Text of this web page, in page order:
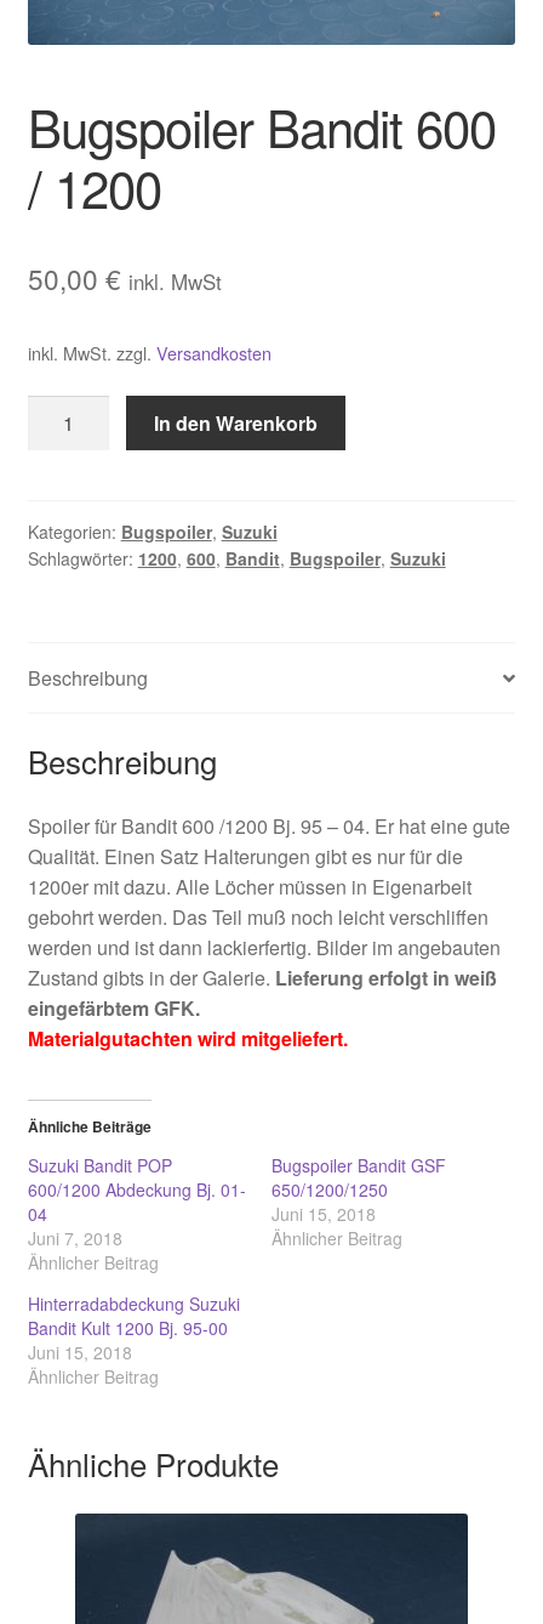
Warenkorb
Zahlungsarten und Versand
Bugspoiler Bandit 600
/ 1200
50,00 € inkl. MwSt
inkl. MwSt. zzgl. Versandkosten
Bandit
1200
Menge
In den Warenkorb
Kategorien: Bugspoiler, Suzuki
Schlagwörter: 1200, 600, Bandit, Bugspoiler, Suzuki
Beschreibung
Beschreibung
Spoiler für Bandit 600 /1200 Bj. 95 – 04. Er hat eine gute
Qualität. Einen Satz Halterungen gibt es nur für die
1200er mit dazu. Alle Löcher müssen in Eigenarbeit
gebohrt werden. Das Teil muß noch leicht verschliffen
werden und ist dann lackierfertig. Bilder im angebauten
Zustand gibts in der Galerie. Lieferung erfolgt in weiß
eingefärbtem GFK.
Materialgutachten wird mitgeliefert.
Ähnliche Beiträge
Suzuki Bandit POP
600/1200 Abdeckung Bj. 01-
04
Juni 7, 2018
Ähnlicher Beitrag
Bugspoiler Bandit GSF
650/1200/1250
Juni 15, 2018
Ähnlicher Beitrag
Hinterradabdeckung Suzuki
Bandit Kult 1200 Bj. 95-00
Juni 15, 2018
Ähnlicher Beitrag
Ähnliche Produkte